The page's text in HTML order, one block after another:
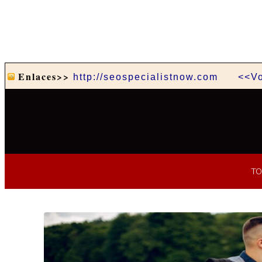
Enlaces>> http://seospecialistnow.com